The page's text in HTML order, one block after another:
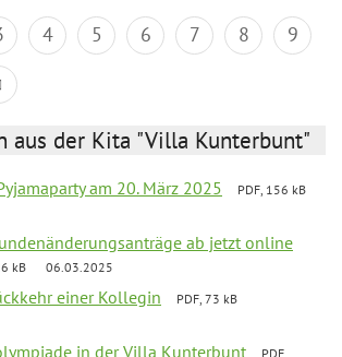
4 5 6 7 8
9
aus der Kita "Villa Kunterbunt"
am 20. März 2025
PDF, 156 kB
ab jetzt online
kB 06.03.2025
einer Kollegin
PDF, 73 kB
in der Villa Kunterbunt PDF,